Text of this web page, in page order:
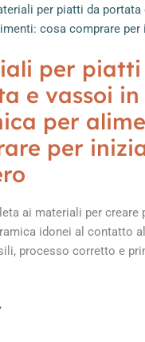
per piatti
e vassoi in
per
per
ai materiali per creare
idonei al contatto
processo corretto e